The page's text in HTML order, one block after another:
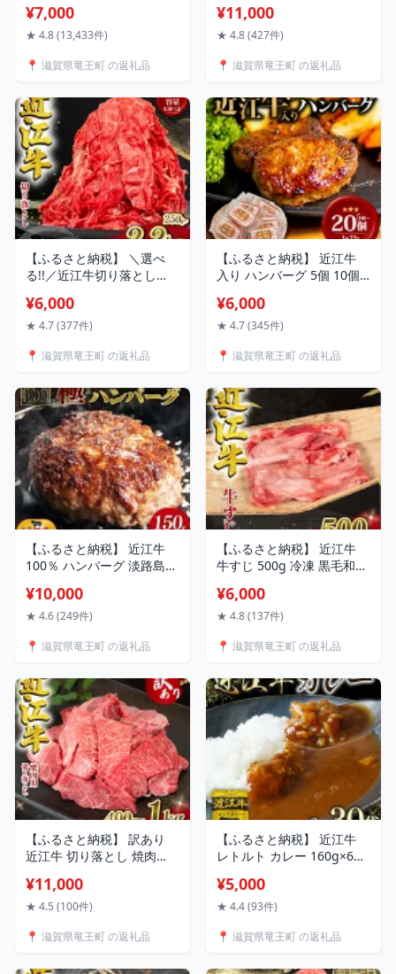
路島産 玉ねぎ 近江牛 使用
合挽き 近江牛 200g/30個
包装 和牛 牛肉 冷凍 黒毛和
日本三大和牛 滋賀県 竜王
町
¥7,000
★ 4.8 (13,433件)
📍 滋賀県竜王町 の返礼品
和牛 モモ ブリスケ スライ
ス バラ やきしゃぶ すきや
近江 竜王町 岡喜 赤身 霜降
牛 松阪牛 に並ぶ 日本三大
和牛 スーパーセール 鍋
¥11,000
★ 4.8 (427件)
📍 滋賀県竜王町 の返礼品
【ふるさと納税】 ＼選べ
る!!／近江牛切り落とし
和牛 黒毛和牛 冷凍 ブラン
ド牛 切り落とし 牛 肉 牛肉
切落し きりおとし 近江牛
分け すき焼き 牛丼 肉じゃ
が 精肉 ふるさと 人気 おす
すめ
¥6,000
★ 4.7 (377件)
📍 滋賀県竜王町 の返礼品
【ふるさと納税】 近江牛
入り ハンバーグ 5個 10個
個75g 冷凍 近江小判 ハン
バーグ ギフト 近江牛ハン
贈答 ブランド 贈り物 大人
好評 神戸牛 松阪牛 に並ぶ
日本三大和牛 滋賀県 竜王
町 岡喜
¥6,000
★ 4.7 (345件)
📍 滋賀県竜王町 の返礼品
【ふるさと納税】 近江牛
100％ ハンバーグ 淡路島の
個 15個 黒毛和牛 ブランド
肉 三大和牛 贈り物 ギフト
戸牛 松阪牛 に並ぶ 日本三
¥10,000
★ 4.6 (249件)
📍 滋賀県竜王町 の返礼品
【ふるさと納税】 近江牛
牛すじ 500g 冷凍 黒毛和牛
カレー すじ スジ すじ肉 牛
スジ 煮込み おつまみ 高級
物 ギフト 神戸牛 松阪牛 に
竜王町 岡喜 10000円 1万円
以下 送料無料
¥6,000
★ 4.8 (137件)
📍 滋賀県竜王町 の返礼品
【ふるさと納税】 訳あり
近江牛 切り落とし 焼肉
200g 小分け 黒毛和牛 和牛
牛肉 国産 BBQ バーベキュ
肉 肉 カルビ バラ 赤身 贈り
¥11,000
★ 4.5 (100件)
📍 滋賀県竜王町 の返礼品
【ふるさと納税】 近江牛
レトルト カレー 160g×6～
肉 960g ～ 4800g 肉 ビー
フカレー 自宅用 国産 近江
い 神戸牛 松阪牛 に並ぶ 日
¥5,000
★ 4.4 (93件)
📍 滋賀県竜王町 の返礼品